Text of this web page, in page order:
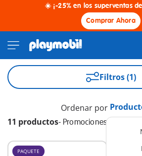
☀️ ¡-25% en los superventas
Comprar Ahora
Filtros (1)
11 productos- Promociones
Ordenar por
PAQUETE